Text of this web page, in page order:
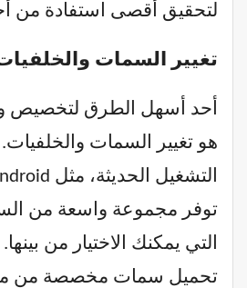
لتحقيق أقصى استفادة من
تغيير السمات
أحد أسهل الطرق لتخصيص
هو تغيير السمات
توفر مجموعة واسعة من
التي يمكنك الاختيار من
تحميل سمات مخصصة من